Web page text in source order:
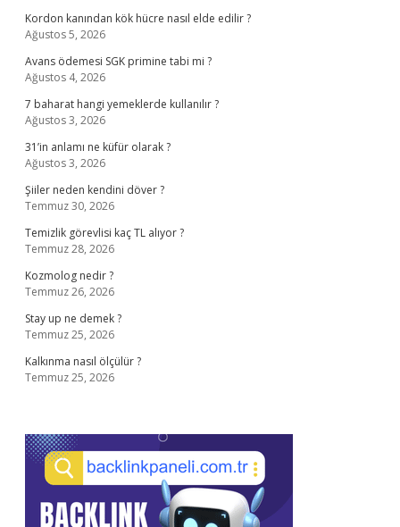
Kordon kanından kök hücre nasıl elde edilir ?
Ağustos 5, 2026
Avans ödemesi SGK primine tabi mi ?
Ağustos 4, 2026
7 baharat hangi yemeklerde kullanılır ?
Ağustos 3, 2026
31’in anlamı ne küfür olarak ?
Ağustos 3, 2026
Şiiler neden kendini döver ?
Temmuz 30, 2026
Temizlik görevlisi kaç TL alıyor ?
Temmuz 28, 2026
Kozmolog nedir ?
Temmuz 26, 2026
Stay up ne demek ?
Temmuz 25, 2026
Kalkınma nasıl ölçülür ?
Temmuz 25, 2026